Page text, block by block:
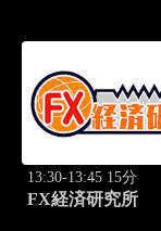
13:30-13:45 15分
FX経済研究所